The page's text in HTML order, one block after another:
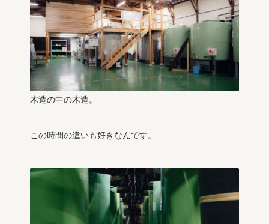
木造の中の木造。
この時間の違いも好きなんです。